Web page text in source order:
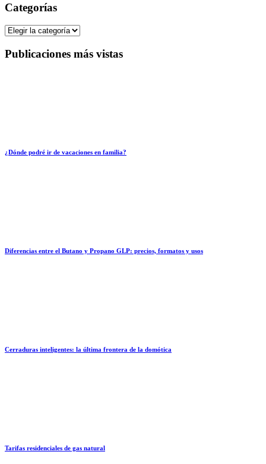
Categorías
Categorías
Publicaciones más vistas
¿Dónde podré ir de vacaciones en familia?
Diferencias entre el Butano y Propano GLP: precios, formatos y usos
Cerraduras inteligentes: la última frontera de la domótica
Tarifas residenciales de gas natural